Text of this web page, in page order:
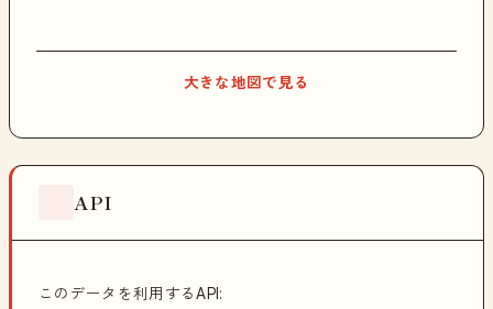
大きな地図で見る
API
このデータを利用するAPI: